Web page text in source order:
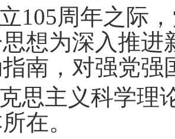
105周年之际
想为深入推进
南，对强党强
思主义科学理
在。